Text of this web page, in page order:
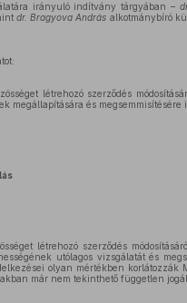
irányuló indítvány tárgyában –
dr. Bragyova András alkotmánybíró
létrehozó szerződés
megállapítására és
létrehozó szerződés
utólagos vizsgálatát és
olyan mértékben korlátozzák
már nem tekinthető független